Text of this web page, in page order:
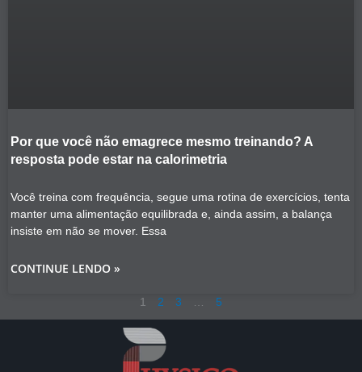
Por que você não emagrece mesmo treinando? A
resposta pode estar na calorimetria
Você treina com frequência, segue uma rotina de exercícios, tenta
manter uma alimentação equilibrada e, ainda assim, a balança
insiste em não se mover. Essa
CONTINUE LENDO »
1 2 3 5